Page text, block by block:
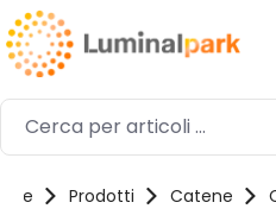
Passa al contenuto
Prodotti Catene